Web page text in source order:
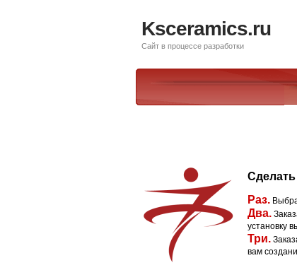
Ksceramics.ru
Сайт в процессе разработки
Сделать
Раз.
Два.
установку
Три.
вам